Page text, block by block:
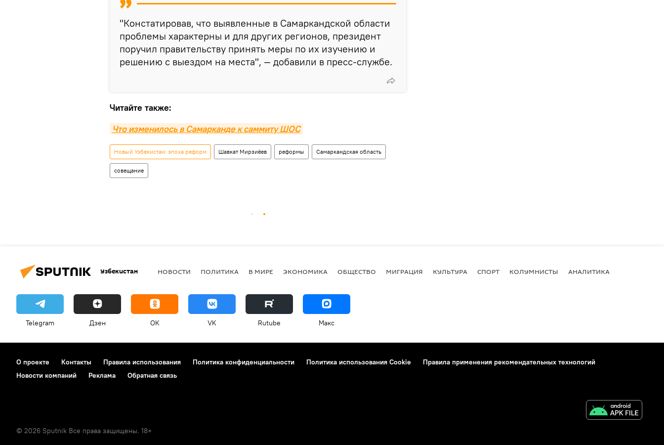
"Констатировав, что выявленные в Самаркандской области
проблемы характерны и для других регионов, президент
поручил правительству принять меры по их изучению и
решению с выездом на места", — добавили в пресс-службе.
Читайте также:
Что изменилось в Самарканде к саммиту ШОС
Новый Узбекистан: эпоха реформ Шавкат Мирзиёев реформы Самаркандская область
совещание
Узбекистан НОВОСТИ ПОЛИТИКА В МИРЕ ЭКОНОМИКА ОБЩЕСТВО МИГРАЦИЯ КУЛЬТУРА СПОРТ КОЛУМНИСТЫ АНАЛИТИКА
Telegram Дзен OK VK Rutube Макс
О проекте Контакты Правила использования Политика конфиденциальности Политика использования Cookie
Правила применения рекомендательных технологий
Новости компаний
Реклама Обратная связь
© 2026 Sputnik Все права защищены. 18+